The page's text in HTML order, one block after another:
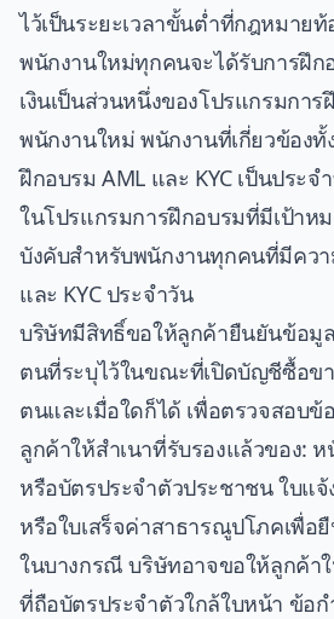
ไว้เป็นระยะเวลาขั้นต่ำที่กฎหมาย
พนักงานใหม่ทุกคนจะได้รับการฝึ
เงินเป็นส่วนหนึ่งของโปรแกรมกา
พนักงานใหม่ พนักงานที่เกี่ยวข้อง
ฝึกอบรม AML และ KYC เป็นประ
ในโปรแกรมการฝึกอบรมที่มีเป้าห
บังคับสำหรับพนักงานทุกคนที่มีคว
และ KYC ประจำวัน
บริษัทมีสิทธิ์ขอให้ลูกค้ายืนยันข้อมู
ตนที่ระบุไว้ในขณะที่เปิดบัญชีซื้อข
ตนและเมื่อใดก็ได้ เพื่อตรวจสอบ
ลูกค้าให้สำเนาที่รับรองแล้วของ:
หรือบัตรประจำตัวประชาชน ใบแ
หรือใบเสร็จค่าสาธารณูปโภคเพื่อ
ในบางกรณี บริษัทอาจขอให้ลูกค้า
ที่ถือบัตรประจำตัวใกล้ใบหน้า ข้อ